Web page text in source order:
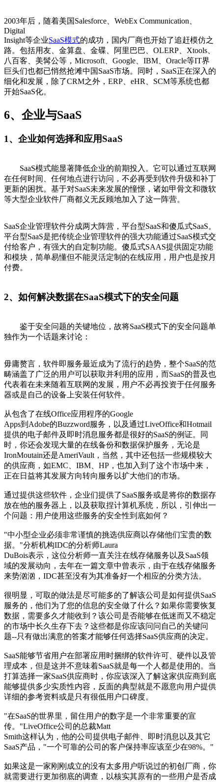
2003年后，随着美国Salesforce、WebEx Communication、
Digital
Insight等企业SaaS模式的成功，国内厂商也开始了追赶模仿之
路。包括用友、金算盘、金碟、阿里巴巴、OLERP、Xtools、
八百客、美髯公等，Microsoft、Google、IBM、Oracle等IT界
巨头们也都已悄然抢滩中国SaaS市场。同时，SaaS正在深入的
细化和发展，除了CRM之外，ERP、eHR、SCM等系统也都
开始SaaS化。
6、企业与SaaS
1、企业如何选择和应用SaaS
SaaS模式能显著降低企业的前期投入。它可以通过互联网
在任何时间、任何地点进行访问，不必再受到软件升级和补丁
更新的困扰。基于对SaaS未来发展的憧憬，诸如甲骨文和微软
等大型企业软件厂商都义无反顾地加入了这一阵营。
SaaS企业管理软件分成两大阵营，平台型SaaS和傻瓜式SaaS。
平台型SaaS是把传统企业管理软件的强大功能通过SaaS模式交
付给客户，有强大的自定制功能。傻瓜式SAAS提供固定功能
和模块，简单易懂但不能灵活定制的在线应用，用户也是按月
付费。
2、如何解决数据在SaaS模式下的安全问题
鉴于安全问题的关键地位，故将SaaS模式下的安全问题单
独作为一个话题来讨论：
毋庸赘言，软件即服务最近成为了流行的趋势，整个SaaS的范
畴涵盖了广泛的用户可以获取并利用的应用，而SaaS的普及也
代表着在未来随着互联网的发展，用户不必再投资于任何服务
器或是自己的设备上安装任何软件。
从包含了在线Office应用程序的Google
Apps到Adobe的Buzzword服务，以及通过LiveOffice和Hotmail
提供的电子邮件及即时消息服务都是很好的SaaS的例证。同
时，你还会发现大量的在线备份和数据保护服务，无论是
IronMoutain还是AmeriVault，当然，其中还包括一些规模较大
的供应商，如EMC、IBM、HP，也加入到了这个市场中来，
正在日益将其发展方向转向服务以扩大他们的市场。
通过提供这些软件，企业们提供了SaaS服务或是将你的数据存
放在他的服务器上，以及获取捏计算机系统，所以，引伸出一
个问题：用户使用这些服务的安全性到底如何？
"中小型企业必须非常谨慎的挑选供应商以存储他们宝贵的数
据。"分析机构IDC的分析师Laura
DuBois表示，这位分析师一直关注在线存储服务以及SaaS领
域的发展动向，去年在一篇文章中曾表示，由于在线存储服务
来势汹汹，IDC甚至没有为其准备好一个相应的分类方法。
很明显，可取的做法是尽可能多的了解该公司是如何提供SaaS
服务的，他们为了您的信息的安全做了什么？如果你需要恢复
数据，需要多久才能收到？该公司是否能够在低迷而又不稳定
的市场中长久生存下去？这些都是你应该问问自己的关键问
题--只有做出满意的答案才能够任何选择SaaS供应商的决定。
SaaS能够节省用户在部署应用时捆绑的软件许可、硬件以及管
理成本，但是这并不意味着SaaS就是每一个人都是使用的。当
打算选择一家SaaS供应商时，你应该深入了解这家供应商到底
能够提供多少实质性内容，反面的典型就是不愿意向用户提供
详细的参考资料或是只有很低用户口碑度。
"在SaaS的世界里，留住用户的数字是一个非常重要的宣
传。"LiveOffice公司的总裁Matt
Smith这样认为，他的公司提供电子邮件、即时消息以及其它
SaaS产品，"一个可靠的公司的客户保持率应该至少在98%。"
如果这是一家刚刚成立的没有太多用户听说过的初创厂商，你
就需要进行更加彻底的调查，以核实其原有的一些用户是否成